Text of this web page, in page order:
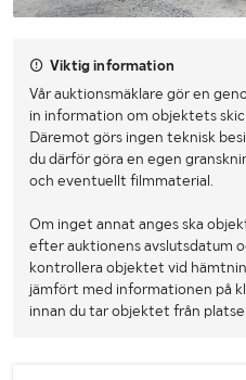
Viktig information
Vår auktionsmäklare gör en
in information om objektets
Däremot görs ingen teknisk
du därför göra en egen
och eventuellt filmmaterial.
Om inget annat anges ska
efter auktionens avslutsdatum
kontrollera objektet vid
jämfört med informationen på
innan du tar objektet från